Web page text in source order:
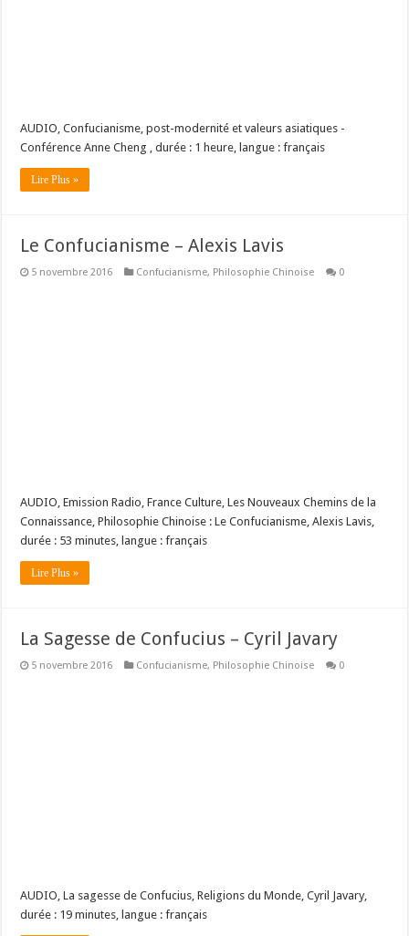
AUDIO, Confucianisme, post-modernité et valeurs asiatiques -
Conférence Anne Cheng , durée : 1 heure, langue : français
Lire Plus »
Le Confucianisme – Alexis Lavis
5 novembre 2016 Confucianisme, Philosophie Chinoise 0
AUDIO, Emission Radio, France Culture, Les Nouveaux Chemins de la
Connaissance, Philosophie Chinoise : Le Confucianisme, Alexis Lavis,
durée : 53 minutes, langue : français
Lire Plus »
La Sagesse de Confucius – Cyril Javary
5 novembre 2016 Confucianisme, Philosophie Chinoise 0
AUDIO, La sagesse de Confucius, Religions du Monde, Cyril Javary,
durée : 19 minutes, langue : français